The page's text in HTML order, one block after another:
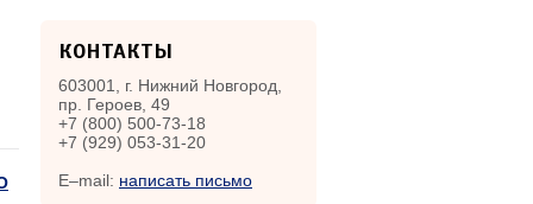
КОНТАКТЫ
603001, г. Нижний Новгород,
пр. Героев, 49
+7 (800) 500-73-18
+7 (929) 053-31-20
E–mail: написать письмо